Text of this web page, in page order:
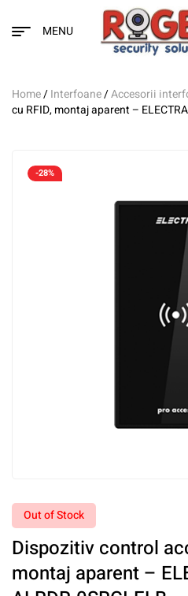
MENU
Home/Interfoane/Accesorii
cu RFID, montaj aparent –
-28%
Out of Stock
Dispozitiv control
montaj aparent –